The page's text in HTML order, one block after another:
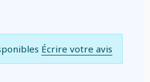
Écrire votre avis